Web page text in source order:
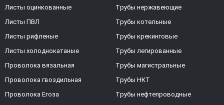
Листы оцинкованные
Листы ПВЛ
Листы рифленые
Листы холоднокатаные
Проволока вязальная
Проволока гвоздильная
Проволока Егоза
Трубы нержавеющие
Трубы котельные
Трубы крекинговые
Трубы легированные
Трубы магистральные
Трубы НКТ
Трубы нефтепроводные